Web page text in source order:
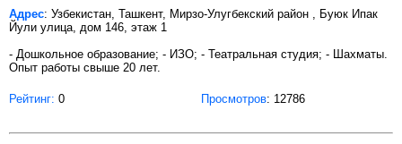
Адрес: Узбекистан, Ташкент, Мирзо-Улугбекский район , Буюк Ипак
Йули улица, дом 146, этаж 1
- Дошкольное образование; - ИЗО; - Театральная студия; - Шахматы.
Опыт работы свыше 20 лет.
Рейтинг: 0 Просмотров: 12786